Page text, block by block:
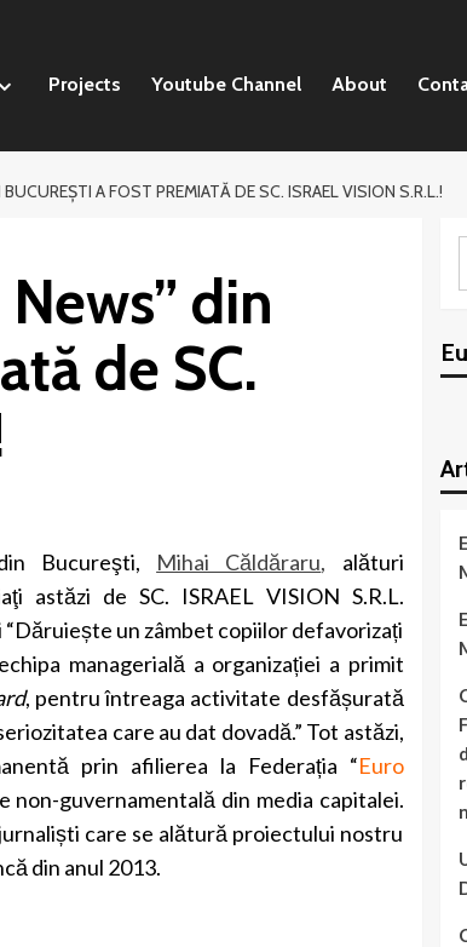
Projects Youtube Channel About
A FOST PREMIATĂ DE SC. ISRAEL VISION S.R.L.!
din
de SC.
Bucureşti, Mihai Căldăraru, alături
astăzi de SC. ISRAEL VISION S.R.L.
un zâmbet copiilor defavorizați
managerială a organizației a primit
, pentru întreaga activitate desfășurată
care au dat dovadă.” Tot astăzi,
prin afilierea la Federația “Euro
non-guvernamentală din media capitalei.
care se alătură proiectului nostru
din anul 2013.